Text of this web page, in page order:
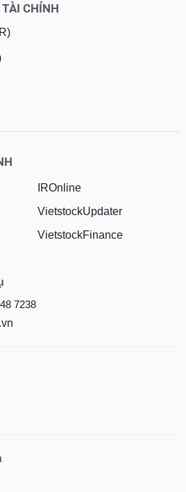
CHÍNH
IROnline
VietstockUpdater
VietstockFinance
7238